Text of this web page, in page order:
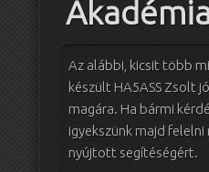
Az alábbi, kicsit több
készült HA5ASS Zsolt
magára. Ha bármi
igyekszünk majd
nyújtott segítéségért.